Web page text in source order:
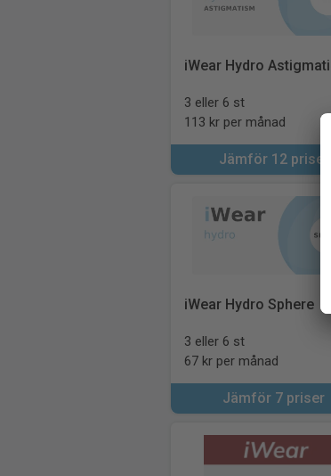
iWear Hydro
3 eller 6 st
113 kr per månad
Jämför 12 priser
iWear Hydro Sphere
3 eller 6 st
67 kr per månad
Jämför 7 priser